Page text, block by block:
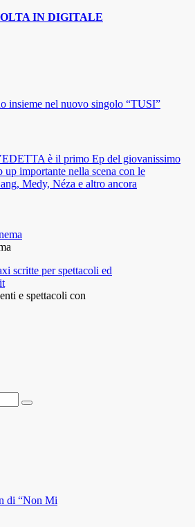
IN DIGITALE
insieme nel nuovo singolo “TUSI”
è il primo Ep del giovanissimo
up importante nella scena con le
Medy, Néza e altro ancora
e spettacoli con
di “Non Mi